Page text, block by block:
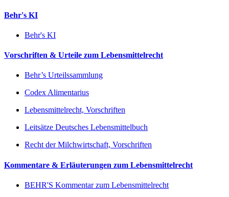
Behr's KI
Behr's KI
Vorschriften & Urteile zum Lebensmittelrecht
Behr’s Urteilssammlung
Codex Alimentarius
Lebensmittelrecht, Vorschriften
Leitsätze Deutsches Lebensmittelbuch
Recht der Milchwirtschaft, Vorschriften
Kommentare & Erläuterungen zum Lebensmittelrecht
BEHR'S Kommentar zum Lebensmittelrecht